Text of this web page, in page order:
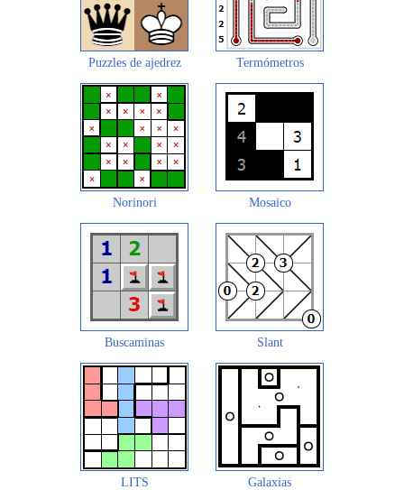
Puzzles de ajedrez Termómetros
Norinori Mosaico
Buscaminas Slant
LITS Galaxias